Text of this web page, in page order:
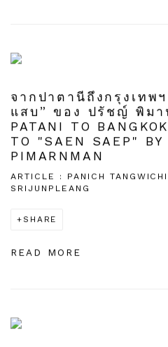
จากปาตานีถึงกรุงเทพ
แสบ” ของ ปรัชญ์ พิมา
PATANI TO
TO "SAEN SAEP" BY
PIMARNMAN
ARTICLE : PANICH
SRIJUNPLEANG
SHARE
READ MORE